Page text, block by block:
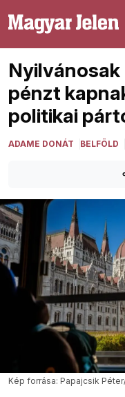
Nyilvánosak
pénzt
politikai
ADAME DONÁT BELFÖLD
Kép forrása: Papajcsik